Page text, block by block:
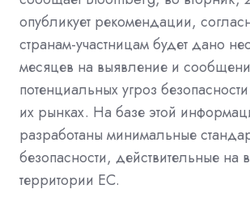
опубликует рекомендации,
странам-участницам будет дано
месяцев на выявление и
потенциальных угроз
их рынках. На базе этой
разработаны минимальные
безопасности, действительные на
территории ЕС.